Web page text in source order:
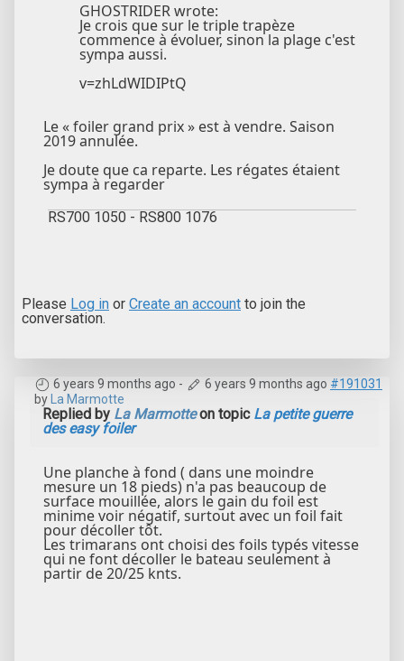
GHOSTRIDER wrote:
Je crois que sur le triple trapèze
commence à évoluer, sinon la plage c'est
sympa aussi.
v=zhLdWIDIPtQ
Le « foiler grand prix » est à vendre. Saison
2019 annulée.
Je doute que ca reparte. Les régates étaient
sympa à regarder
RS700 1050 - RS800 1076
Please Log in or Create an account to join the
conversation.
6 years 9 months ago - 6 years 9 months ago #191031
by La Marmotte
Replied by La Marmotteon topic La petite guerre
des easy foiler
Une planche à fond ( dans une moindre
mesure un 18 pieds) n'a pas beaucoup de
surface mouillée, alors le gain du foil est
minime voir négatif, surtout avec un foil fait
pour décoller tôt.
Les trimarans ont choisi des foils typés vitesse
qui ne font décoller le bateau seulement à
partir de 20/25 knts.